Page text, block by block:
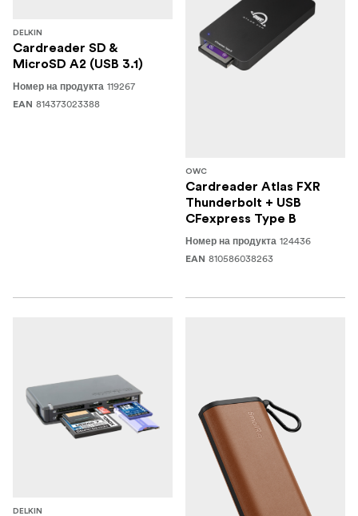
DELKIN
Cardreader SD &
MicroSD A2 (USB 3.1)
Номер на продукта 119267
EAN 814373023388
OWC
Cardreader Atlas FXR
Thunderbolt + USB
CFexpress Type B
Номер на продукта 124436
EAN 810586038263
DELKIN